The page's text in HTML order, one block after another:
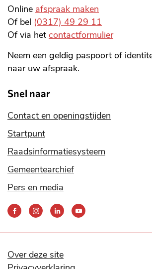
Online afspraak maken
Of bel (0317) 49 29 11
Of via het contactformulier
Neem een geldig paspoort of
naar uw afspraak.
Snel naar
Contact en openingstijden
Startpunt
Raadsinformatiesysteem
Gemeentearchief
Pers en media
Bereik
ons
social
Over deze site